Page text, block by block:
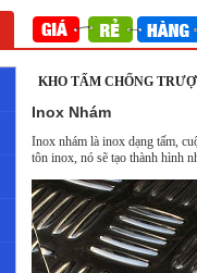
Bán lưới inox tại
KHO TẤM CHỐNG
Inox Nhám
Inox nhám là inox dạng tấm,
tôn inox, nó sẽ tạo thành hình